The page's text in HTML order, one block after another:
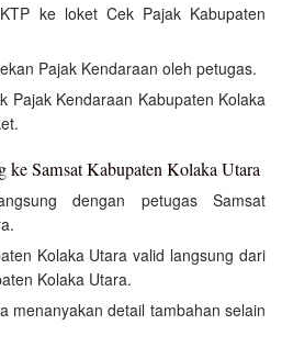
ke loket Cek Pajak Kabupaten
Pajak Kendaraan oleh petugas.
Pajak Kendaraan Kabupaten Kolaka
ke Samsat Kabupaten Kolaka Utara
dengan petugas Samsat
Kolaka Utara valid langsung dari
Kolaka Utara.
menanyakan detail tambahan selain